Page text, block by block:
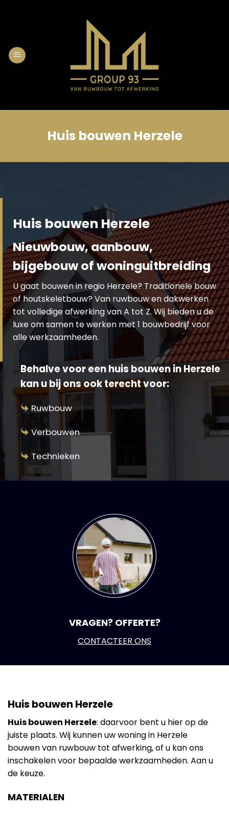
Huis bouwen Herzele
Huis bouwen Herzele
Nieuwbouw, aanbouw,
bijgebouw of woninguitbreiding
U gaat bouwen in regio Herzele? Traditionele bouw
of houtskeletbouw? Van ruwbouw en dakwerken
tot volledige afwerking van A tot Z. Wij bieden u de
luxe om samen te werken met 1 bouwbedrijf voor
alle werkzaamheden.
Behalve voor een huis bouwen in Herzele
kan u bij ons ook terecht voor:
Ruwbouw
Verbouwen
Technieken
VRAGEN? OFFERTE?
CONTACTEER ONS
Huis bouwen Herzele
Huis bouwen Herzele: daarvoor bent u hier op de
juiste plaats. Wij kunnen uw woning in Herzele
bouwen van ruwbouw tot afwerking, of u kan ons
inschakelen voor bepaalde werkzaamheden. Aan u
de keuze.
MATERIALEN